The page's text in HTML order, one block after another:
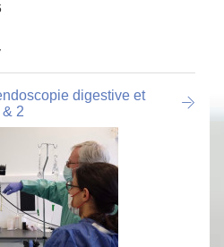
digestive et
2